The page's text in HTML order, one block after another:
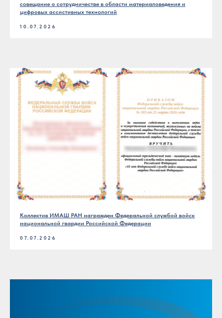
совещание о сотрудничестве в области материаловедения и
цифровых ассистивных технологий
10.07.2026
Коллектив ИМАШ РАН награжден Федеральной службой войск
национальной гвардии Российской Федерации
07.07.2026